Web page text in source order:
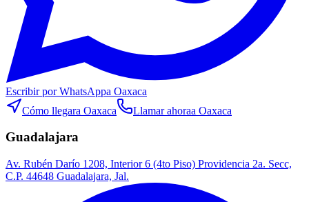
Escribir por WhatsAppa Oaxaca
Cómo llegara Oaxaca Llamar ahoraa Oaxaca
Guadalajara
Av. Rubén Darío 1208, Interior 6 (4to Piso) Providencia 2a. Secc,
C.P. 44648 Guadalajara, Jal.